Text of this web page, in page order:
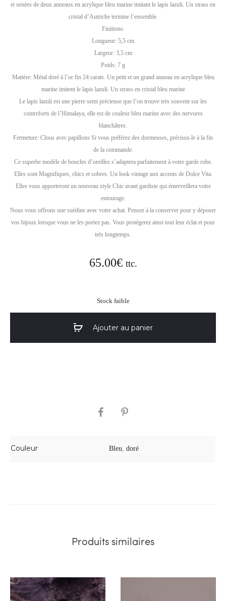
et ornées de deux anneaux en acrylique bleu marine imitant le lapis lazuli. Un strass en
cristal d’Autriche termine l’ensemble.
Finitions:
Longueur: 5,5 cm
Largeur: 3,5 cm
Poids: 7 g
Matière: Métal doré à l’or fin 24 carats. Un petit et un grand anneau en acrylique bleu
marine imitent le lapis lazuli. Un strass en cristal bleu marine
Le lapis lazuli est une pierre semi précieuse que l’on trouve très souvent sur les
contreforts de l’Himalaya, elle est de couleur bleu marine avec des nervures
blanchâtres.
Fermeture: Clous avec papillons Si vous préférez des dormeuses, précisez-le à la fin
de la commande.
Ce superbe modèle de boucles d’oreilles s’adaptera parfaitement à votre garde robe.
Elles sont Magnifiques, chics et sobres. Un look vintage aux accents de Dolce Vita.
Elles vous apporteront un nouveau style Chic avant gardiste qui émerveillera votre
entourage.
Nous vous offrons une suédine avec votre achat. Pensez à la conserver pour y déposer
vos bijoux lorsque vous ne les portez pas. Vous protègerez ainsi tout leur éclat et pour
très longtemps.
65.00€ ttc.
Stock faible
Ajouter au panier
SHARE
Couleur Bleu, doré
Produits similaires